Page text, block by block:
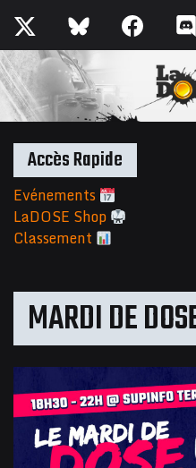
MARDI DE
Accès Rapide
Evénements
LaDOSE Shop
Classement